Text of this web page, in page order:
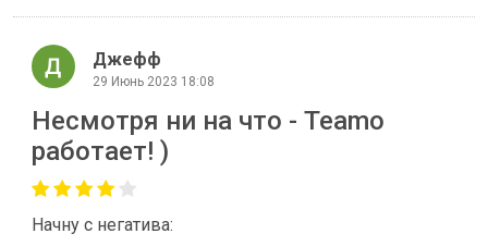
Джефф
29 Июнь 2023 18:08
Несмотря ни на что - Teamo
работает! )
Начну с негатива: